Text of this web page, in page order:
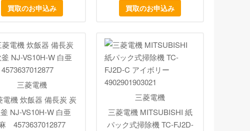
買取のお申込み 買取のお申込み
三菱電機
電機 炊飯器 備長炭 炭
NJ-VS10H-W 白亜
4573637012877
三菱電機
三菱電機 MITSUBISHI 紙
パック式掃除機 TC-FJ2D-